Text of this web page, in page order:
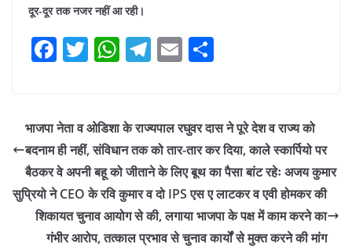
दूर-दूर तक नजर नहीं आ रही।
F
e
b
o
o
k
T
er
W
s
A
p
p
T
gr
a
m
E
l e
भाजपा नेता व ओडिशा के राज्यपाल रघुवर दास ने पूरे देश व राज्य को
बदनाम ही नहीं, संविधान तक को तार-तार कर दिया, काले स्कार्पियो पर
बैठकर वे अपनी बहू को जीताने के लिए बूथ का पैसा बांट रहेः अजय कुमार
सुप्रियो ने CEO के रवि कुमार व दो IPS एस ए लाटकर व एवी होमकर की
शिकायत चुनाव आयोग से की, लगाया भाजपा के पक्ष में काम करने का
गंभीर आरोप, तत्काल प्रभाव से चुनाव कार्यों से मुक्त करने की मांग